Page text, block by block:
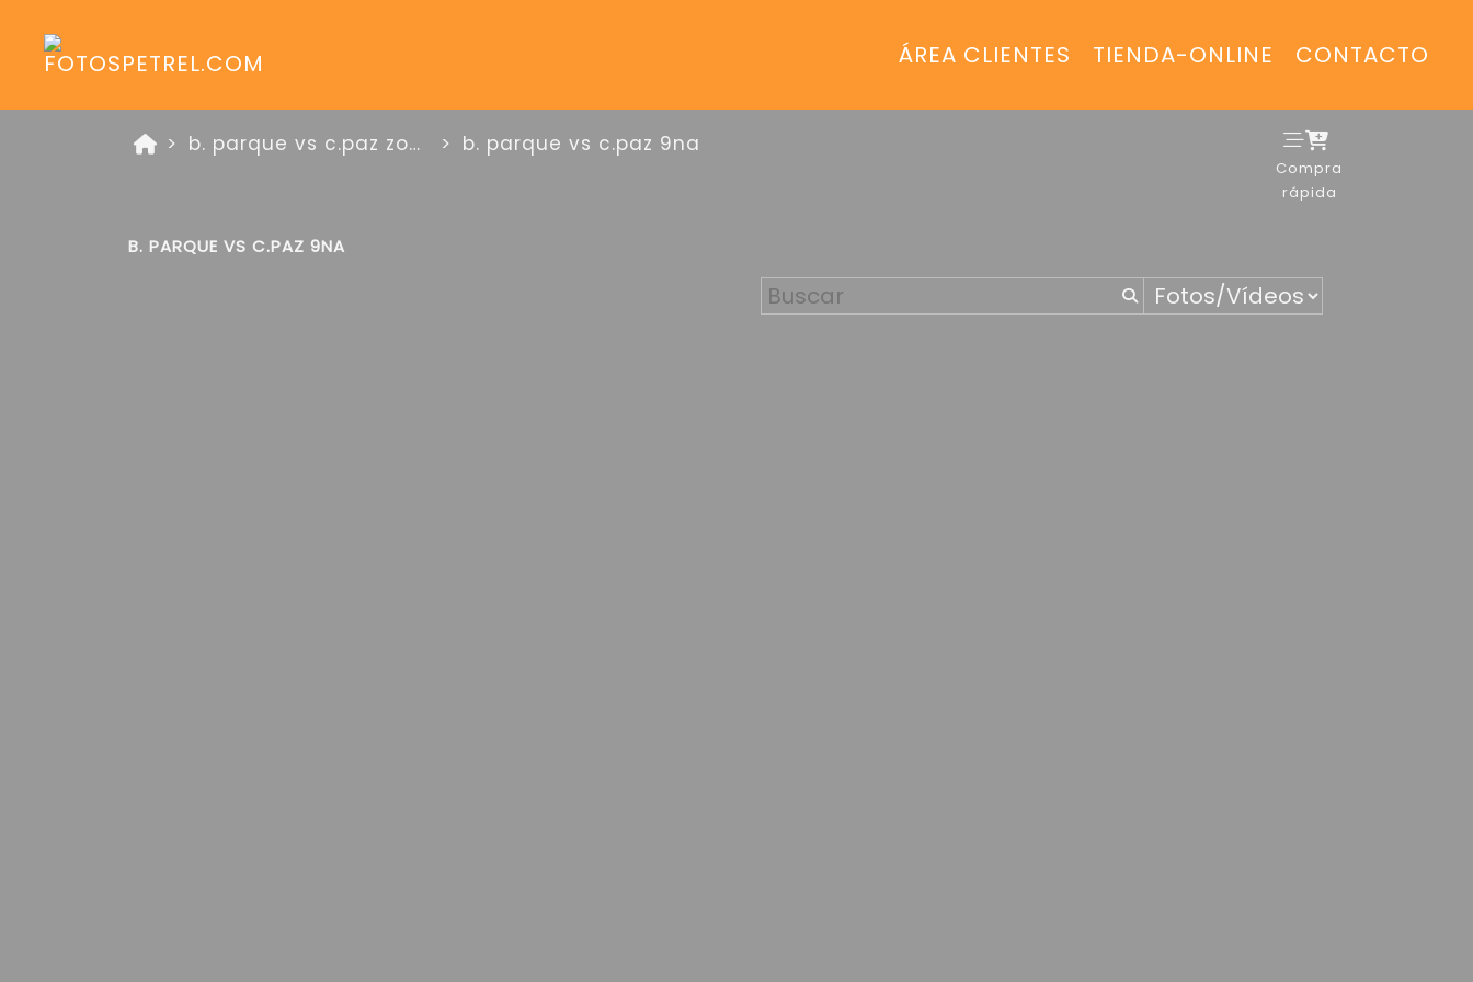
ÁREA CLIENTES TIENDA-ONLINE CONTACTO
b. parque vs c.paz zona platino 25 de mayo de 2026 b. parque vs c.paz 9na
Compra
rápida
B. PARQUE VS C.PAZ 9NA